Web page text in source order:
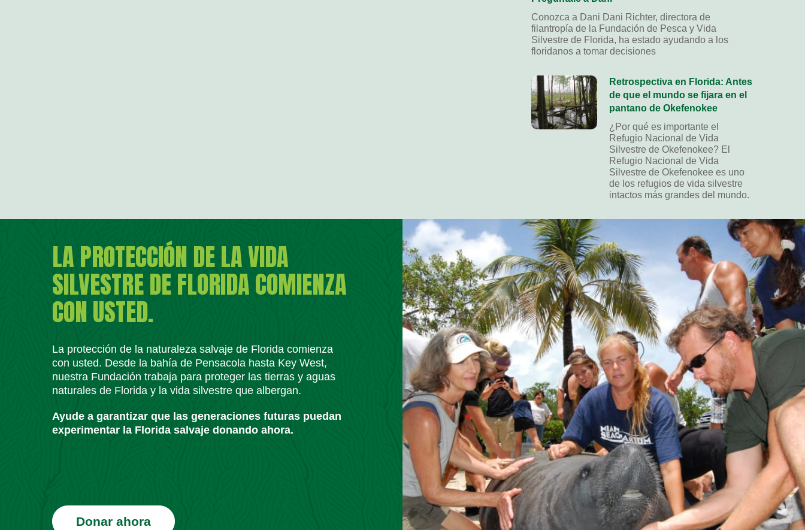
Conozca a Dani Dani Richter, directora de
filantropía de la Fundación de Pesca y Vida
Silvestre de Florida, ha estado ayudando a los
floridanos a tomar decisiones
Retrospectiva en Florida: Antes
de que el mundo se fijara en el
pantano de Okefenokee
¿Por qué es importante el
Refugio Nacional de Vida
Silvestre de Okefenokee? El
Refugio Nacional de Vida
Silvestre de Okefenokee es uno
de los refugios de vida silvestre
intactos más grandes del mundo.
LA PROTECCIÓN DE LA VIDA
SILVESTRE DE FLORIDA COMIENZA
CON USTED.
La protección de la naturaleza salvaje de Florida comienza
con usted. Desde la bahía de Pensacola hasta Key West,
nuestra Fundación trabaja para proteger las tierras y aguas
naturales de Florida y la vida silvestre que albergan.
Ayude a garantizar que las generaciones futuras puedan
experimentar la Florida salvaje donando ahora.
Donar ahora